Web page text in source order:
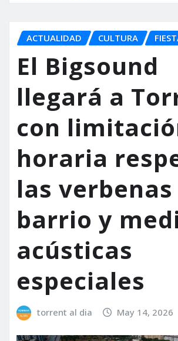
ACTUALIDAD CULTURA
El Bigsound
llegará a
con
horaria
las verbenas
barrio y
acústicas
especiales
torrent al dia May 14, 2026